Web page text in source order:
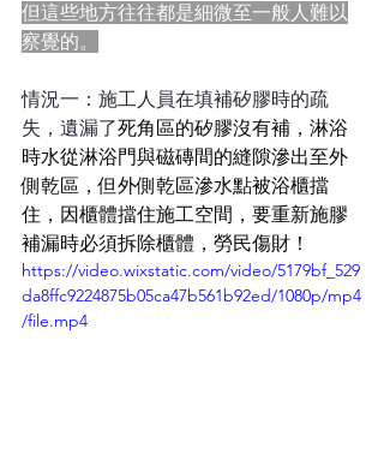
但這些地方往往都是細微至一般人難以
察覺的。
情況一：施工人員在填補矽膠時的疏
失，遺漏了死角區的矽膠沒有補，淋浴
時水從淋浴門與磁磚間的縫隙滲出至外
側乾區，但外側乾區滲水點被浴櫃擋
住，因櫃體擋住施工空間，要重新施膠
補漏時必須拆除櫃體，勞民傷財！
https://video.wixstatic.com/video/5179bf_529
da8ffc9224875b05ca47b561b92ed/1080p/mp4
/file.mp4